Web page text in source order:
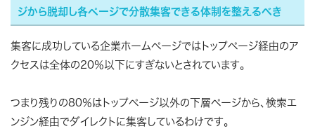
ジから脱却し各ページで分散集客できる体制を整えるべき
集客に成功している企業ホームページではトップページ経由のア
クセスは全体の20％以下にすぎないとされています。
つまり残りの80％はトップページ以外の下層ページから、検索エ
ンジン経由でダイレクトに集客しているわけです。